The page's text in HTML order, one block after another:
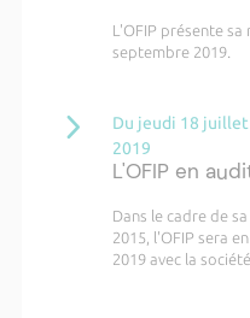
L'OFIP présente
septembre 2019.
Du jeudi 18
2019
L'OFIP en
Dans le cadre de
2015, l'OFIP sera
2019 avec la